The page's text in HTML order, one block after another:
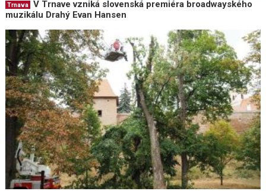
Trnava
V Trnave vzniká slovenská premiéra broadwayského
muzikálu Drahý Evan Hansen